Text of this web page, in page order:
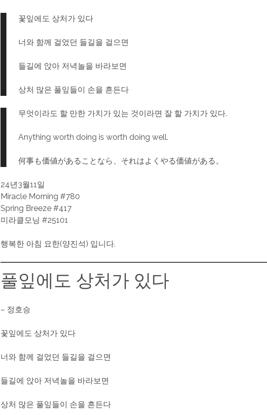
꽃잎에도 상처가 있다
너와 함께 걸었던 들길을 걸으면
들길에 앉아 저녁놀을 바라보면
상처 많은 풀잎들이 손을 흔든다
무엇이라도 할 만한 가치가 있는 것이라면 잘 할 가치가 있다.
Anything worth doing is worth doing well.
何事も価値があることなら、それはよくやる価値がある。
24년3월11일
Miracle Morning #780
Spring Breeze #417
미라클모닝 #25101
행복한 아침 요한(양진석) 입니다.
풀잎에도 상처가 있다
– 정호승
꽃잎에도 상처가 있다
너와 함께 걸었던 들길을 걸으면
들길에 앉아 저녁놀을 바라보면
상처 많은 풀잎들이 손을 흔든다